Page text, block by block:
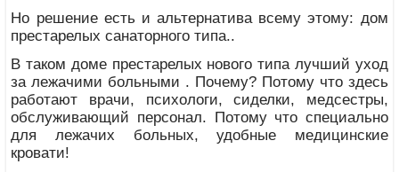
Но решение есть и альтернатива всему этому: дом
престарелых санаторного типа..
В таком доме престарелых нового типа лучший уход
за лежачими больными . Почему? Потому что здесь
работают врачи, психологи, сиделки, медсестры,
обслуживающий персонал. Потому что специально
для лежачих больных, удобные медицинские
кровати!